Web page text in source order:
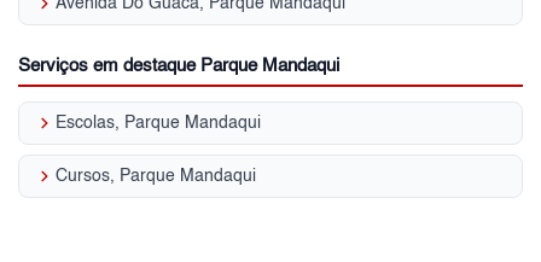
Serviços em destaque Parque Mandaqui
keyboard_arrow_right Escolas, Parque Mandaqui
keyboard_arrow_right Cursos, Parque Mandaqui